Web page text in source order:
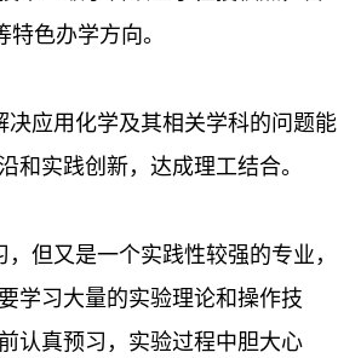
色办学方向。
应用化学及其相关学科的问题能
和实践创新，达成理工结合。
但又是一个实践性较强的专业，
学习大量的实验理论和操作技
认真预习，实验过程中胆大心